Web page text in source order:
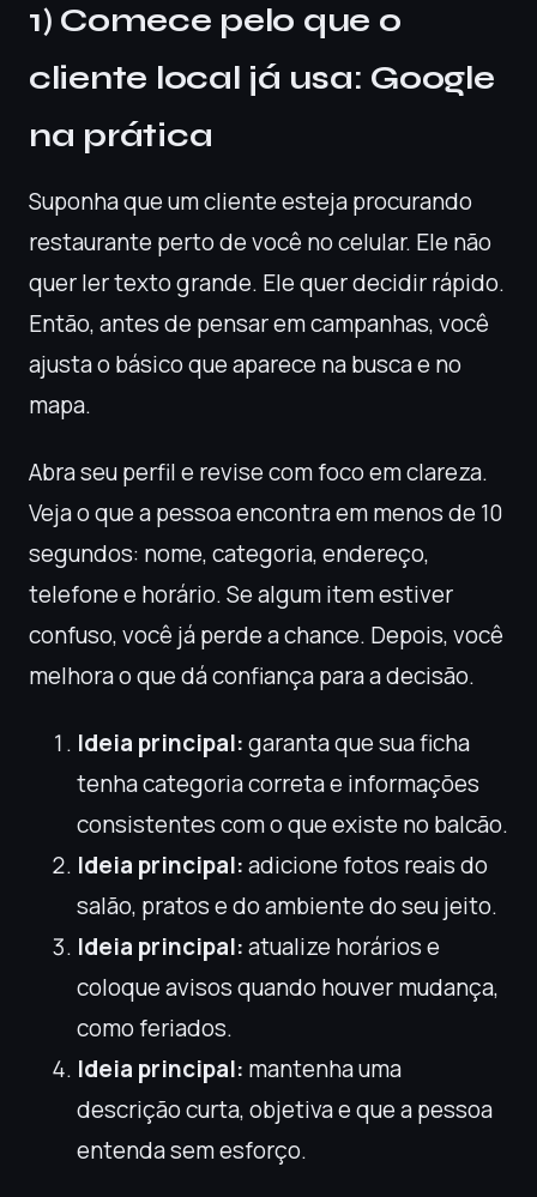
1) Comece pelo que o
cliente local já usa: Google
na prática
Suponha que um cliente esteja procurando
restaurante perto de você no celular. Ele não
quer ler texto grande. Ele quer decidir rápido.
Então, antes de pensar em campanhas, você
ajusta o básico que aparece na busca e no
mapa.
Abra seu perfil e revise com foco em clareza.
Veja o que a pessoa encontra em menos de 10
segundos: nome, categoria, endereço,
telefone e horário. Se algum item estiver
confuso, você já perde a chance. Depois, você
melhora o que dá confiança para a decisão.
Ideia principal:garanta que sua ficha
tenha categoria correta e informações
consistentes com o que existe no balcão.
Ideia principal:adicione fotos reais do
salão, pratos e do ambiente do seu jeito.
Ideia principal:atualize horários e
coloque avisos quando houver mudança,
como feriados.
Ideia principal: mantenha uma
descrição curta, objetiva e que a pessoa
entenda sem esforço.